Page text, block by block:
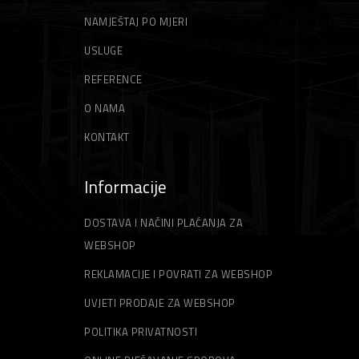
ŠPAHTLE
STRUNE ZA TRIMER
NAMJEŠTAJ PO MJERI
USLUGE
REFERENCE
O NAMA
KONTAKT
Informacije
DOSTAVA I NAČINI PLAĆANJA ZA
WEBSHOP
REKLAMACIJE I POVRATI ZA WEBSHOP
UVJETI PRODAJE ZA WEBSHOP
POLITIKA PRIVATNOSTI